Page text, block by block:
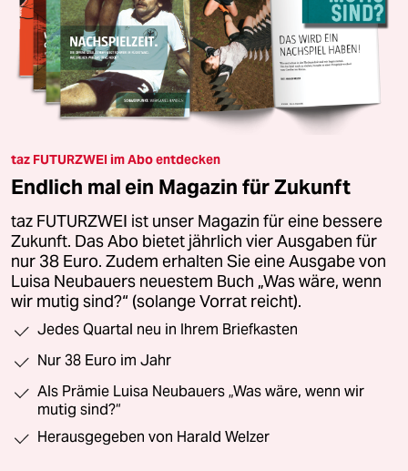
taz FUTURZWEI im Abo entdecken
Endlich mal ein Magazin für Zukunft
taz FUTURZWEI ist unser Magazin für eine bessere
Zukunft. Das Abo bietet jährlich vier Ausgaben für
nur 38 Euro. Zudem erhalten Sie eine Ausgabe von
Luisa Neubauers neuestem Buch „Was wäre, wenn
wir mutig sind?“ (solange Vorrat reicht).
Jedes Quartal neu in Ihrem Briefkasten
Nur 38 Euro im Jahr
Als Prämie Luisa Neubauers „Was wäre, wenn wir
mutig sind?“
Herausgegeben von Harald Welzer